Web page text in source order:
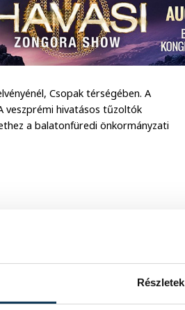
Részletek
Csopak térségében. A
veszprémi hivatásos tűzoltók
a balatonfüredi önkormányzati